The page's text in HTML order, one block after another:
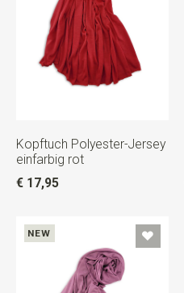
Kopftuch Polyester-Jersey
einfarbig rot
€ 17,95
NEW